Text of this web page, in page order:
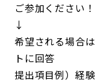
ご参加ください！
↓
希望される場合
トに回答
提出項目例）経